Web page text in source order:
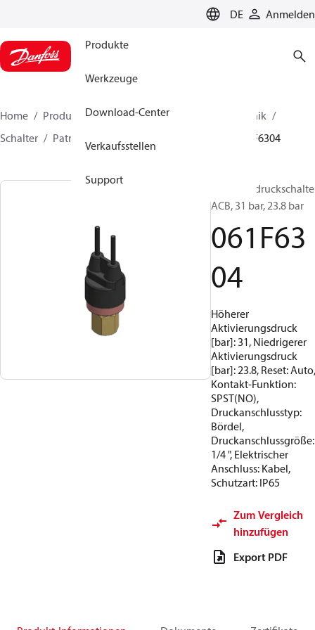
DE Anmelden
Produkte
Werkzeuge
Download-Center
Verkaufsstellen
Support
Home Produkte
Lösung für Kälte- und Klimatechnik
Schalter
Patronendruckschalter 061F6304
ACB, 31 bar, 23.8 bar
061F63
04
Höherer
Aktivierungsdruck
[bar]: 31, Niedrigerer
Aktivierungsdruck
[bar]: 23.8, Reset: Auto,
Kontakt-Funktion:
SPST(NO),
Druckanschlusstyp:
Bördel,
Druckanschlussgröße:
1/4 ", Elektrischer
Anschluss: Kabel,
Schutzart: IP65
Zum Vergleich
hinzufügen
Export PDF